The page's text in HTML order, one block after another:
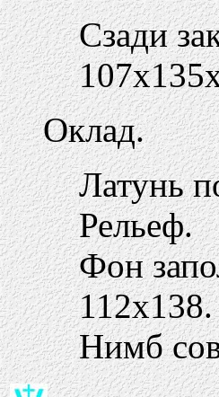
Сзади
Оклад.
Латунь
Рельеф.
Фон
112х138.
Нимб